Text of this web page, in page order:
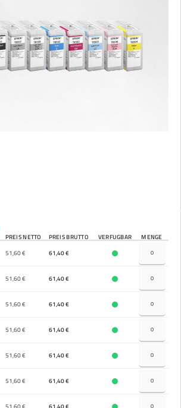
PREIS NETTO PREIS BRUTTO VERFÜGBAR
MENGE
51,60 € 61,40 €
51,60 € 61,40 €
51,60 € 61,40 €
51,60 € 61,40 €
51,60 € 61,40 €
51,60 € 61,40 €